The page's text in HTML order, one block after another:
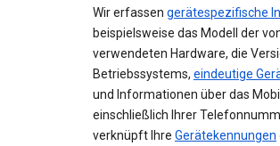
Wir erfassen gerätespezifische
beispielsweise das Modell der
verwendeten Hardware, die
Betriebssystems, eindeutige
und Informationen über das
einschließlich Ihrer
verknüpft Ihre Gerätekennungen